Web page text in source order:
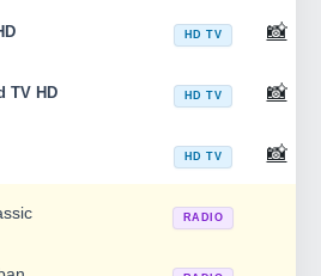
HD TV 📸
TV HD HD TV 📸
HD TV 📸
RADIO